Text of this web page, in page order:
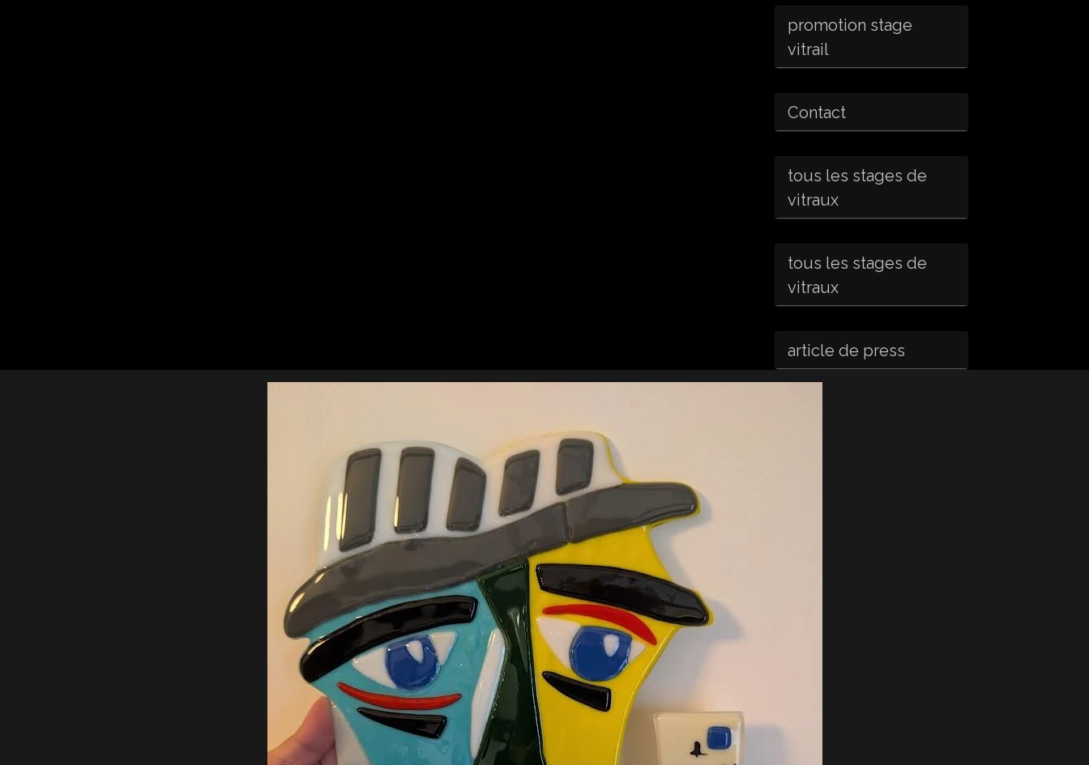
promotion stage
vitrail
Contact
tous les stages de
vitraux
tous les stages de
vitraux
article de press